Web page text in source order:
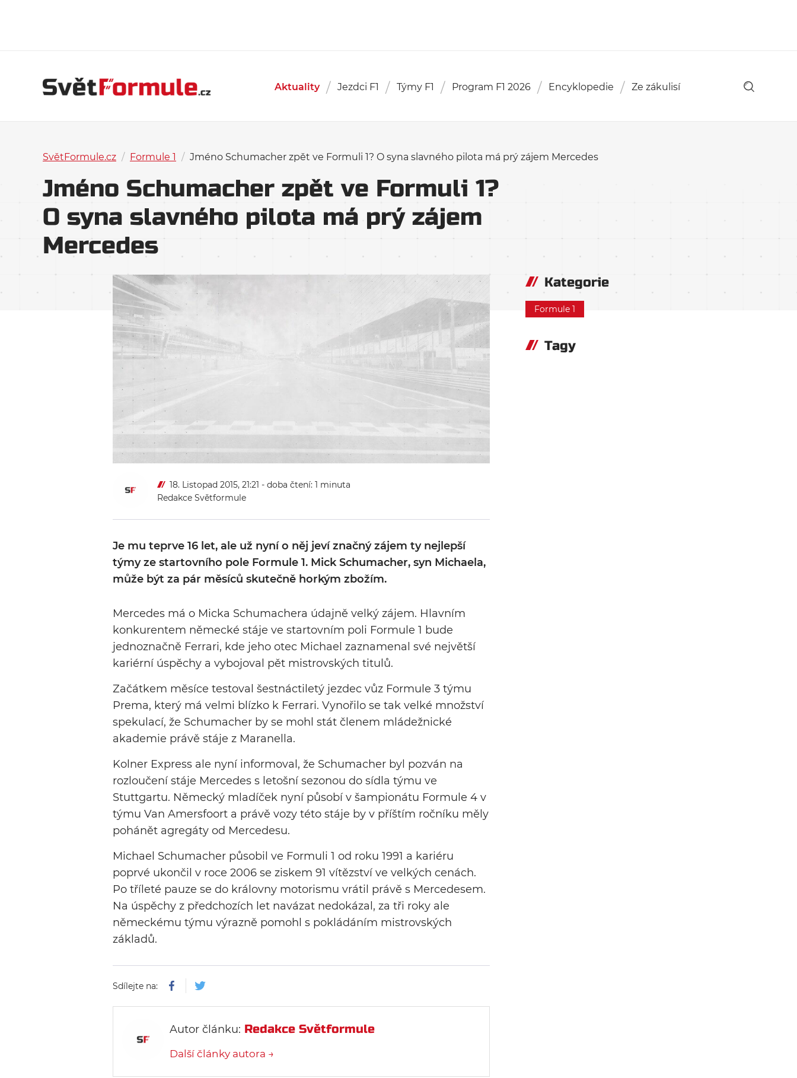
Aktuality Jezdci F1 Týmy F1 Program F1 2026 Encyklopedie Ze zákulisí
SvětFormule.cz / Formule 1 / Jméno Schumacher zpět ve Formuli 1? O syna slavného pilota má prý zájem Mercedes
Jméno Schumacher zpět ve Formuli 1?
O syna slavného pilota má prý zájem
Mercedes
18. Listopad 2015, 21:21 - doba čtení: 1 minuta
Redakce Světformule
Je mu teprve 16 let, ale už nyní o něj jeví značný zájem ty nejlepší
týmy ze startovního pole Formule 1. Mick Schumacher, syn Michaela,
může být za pár měsíců skutečně horkým zbožím.
Mercedes má o Micka Schumachera údajně velký zájem. Hlavním
konkurentem německé stáje ve startovním poli Formule 1 bude
jednoznačně Ferrari, kde jeho otec Michael zaznamenal své největší
kariérní úspěchy a vybojoval pět mistrovských titulů.
Začátkem měsíce testoval šestnáctiletý jezdec vůz Formule 3 týmu
Prema, který má velmi blízko k Ferrari. Vynořilo se tak velké množství
spekulací, že Schumacher by se mohl stát členem mládežnické
akademie právě stáje z Maranella.
Kolner Express ale nyní informoval, že Schumacher byl pozván na
rozloučení stáje Mercedes s letošní sezonou do sídla týmu ve
Stuttgartu. Německý mladíček nyní působí v šampionátu Formule 4 v
týmu Van Amersfoort a právě vozy této stáje by v příštím ročníku měly
pohánět agregáty od Mercedesu.
Michael Schumacher působil ve Formuli 1 od roku 1991 a kariéru
poprvé ukončil v roce 2006 se ziskem 91 vítězství ve velkých cenách.
Po tříleté pauze se do královny motorismu vrátil právě s Mercedesem.
Na úspěchy z předchozích let navázat nedokázal, za tři roky ale
německému týmu výrazně pomohl s pokládáním mistrovských
základů.
Sdílejte na:
Autor článku: Redakce Světformule
Další články autora →
Kategorie
Formule 1
Tagy